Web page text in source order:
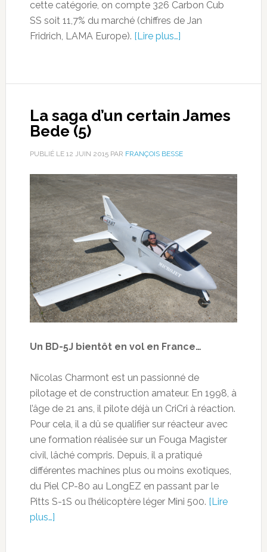
cette catégorie, on compte 326 Carbon Cub
SS soit 11,7% du marché (chiffres de Jan
Fridrich, LAMA Europe). [Lire plus…]
La saga d’un certain James
Bede (5)
PUBLIÉ LE 12 JUIN 2015PAR FRANÇOIS BESSE
Un BD-5J bientôt en vol en France…
Nicolas Charmont est un passionné de
pilotage et de construction amateur. En 1998, à
l’âge de 21 ans, il pilote déjà un CriCri à réaction.
Pour cela, il a dû se qualifier sur réacteur avec
une formation réalisée sur un Fouga Magister
civil, lâché compris. Depuis, il a pratiqué
différentes machines plus ou moins exotiques,
du Piel CP-80 au LongEZ en passant par le
Pitts S-1S ou l’hélicoptère léger Mini 500. [Lire
plus…]